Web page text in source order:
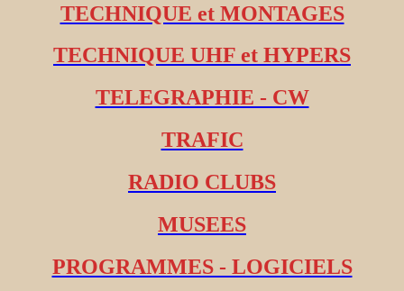
TECHNIQUE et MONTAGES
TECHNIQUE UHF et HYPERS
TELEGRAPHIE - CW
TRAFIC
RADIO CLUBS
MUSEES
PROGRAMMES - LOGICIELS